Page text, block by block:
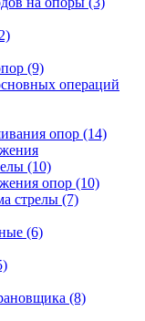
(9)
операций
опор (14)
(10)
опор (10)
стрелы (7)
(6)
(8)